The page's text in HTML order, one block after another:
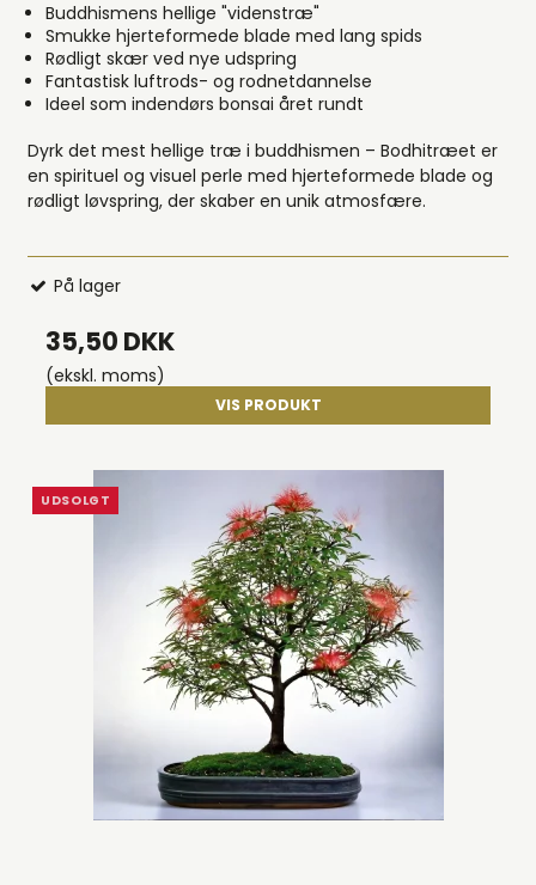
Buddhismens hellige "videnstræ"
Smukke hjerteformede blade med lang spids
Rødligt skær ved nye udspring
Fantastisk luftrods- og rodnetdannelse
Ideel som indendørs bonsai året rundt
Dyrk det mest hellige træ i buddhismen – Bodhitræet er
en spirituel og visuel perle med hjerteformede blade og
rødligt løvspring, der skaber en unik atmosfære.
På lager
35,50 DKK
(ekskl. moms)
VIS PRODUKT
UDSOLGT